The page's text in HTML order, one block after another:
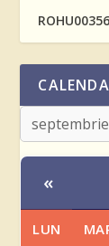
«
LUN